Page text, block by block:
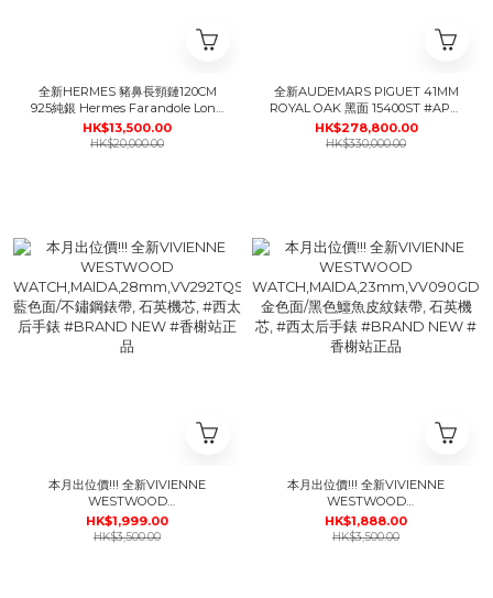
全新HERMES 豬鼻長頸鏈120CM
925純銀 Hermes Farandole Long
Necklace #BRAND NEW #香榭
站正品
HK$13,500.00
HK$20,000.00
全新AUDEMARS PIGUET 41MM
ROYAL OAK 黑面 15400ST #AP手
錶 #愛彼皇家橡樹 #香榭站正品
HK$278,800.00
HK$330,000.00
本月出位價!!! 全新VIVIENNE
WESTWOOD
WATCH,MAIDA,28mm,VV292TQSL,
藍色面/不鏽鋼錶帶, 石英機芯, #西太
HK$1,999.00
HK$3,500.00
本月出位價!!! 全新VIVIENNE
WESTWOOD
WATCH,MAIDA,23mm,VV090GDBK,
金色面/黑色鱷魚皮紋錶帶, 石英機芯,
HK$1,888.00
HK$3,500.00